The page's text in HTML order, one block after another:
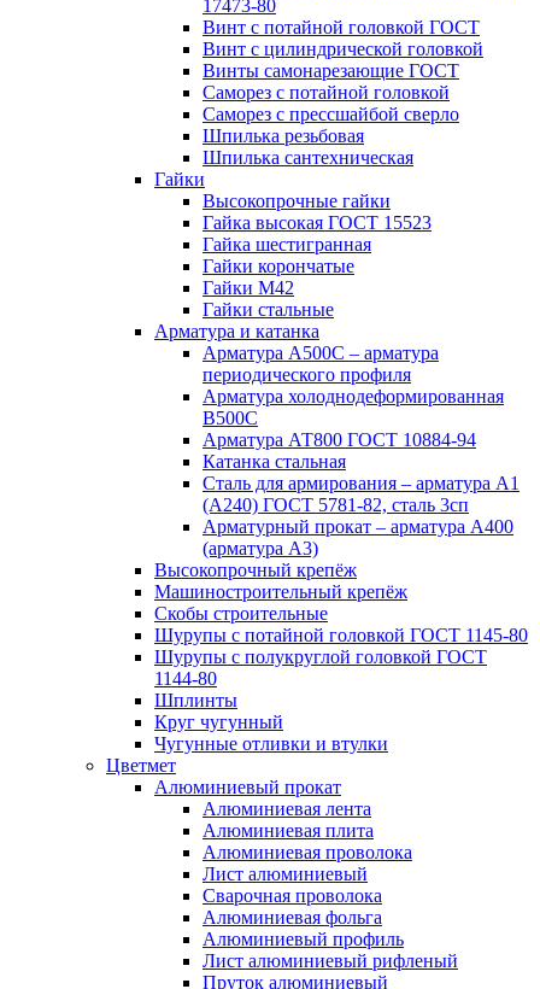
17473-80
Винт с потайной головкой ГОСТ
Винт с цилиндрической головкой
Винты самонарезающие ГОСТ
Саморез с потайной головкой
Саморез с прессшайбой сверло
Шпилька резьбовая
Шпилька сантехническая
Гайки
Высокопрочные гайки
Гайка высокая ГОСТ 15523
Гайка шестигранная
Гайки корончатые
Гайки М42
Гайки стальные
Арматура и катанка
Арматура А500С – арматура
периодического профиля
Арматура холоднодеформированная
В500С
Арматура АТ800 ГОСТ 10884-94
Катанка стальная
Сталь для армирования – арматура А1
(А240) ГОСТ 5781-82, сталь 3сп
Арматурный прокат – арматура А400
(арматура А3)
Высокопрочный крепёж
Машиностроительный крепёж
Скобы строительные
Шурупы с потайной головкой ГОСТ 1145-80
Шурупы с полукруглой головкой ГОСТ
1144-80
Шплинты
Круг чугунный
Чугунные отливки и втулки
Цветмет
Алюминиевый прокат
Алюминиевая лента
Алюминиевая плита
Алюминиевая проволока
Лист алюминиевый
Сварочная проволока
Алюминиевая фольга
Алюминиевый профиль
Лист алюминиевый рифленый
Пруток алюминиевый